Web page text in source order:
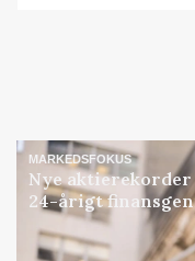
MARKEDSFOKUS
Nye
24-årigt